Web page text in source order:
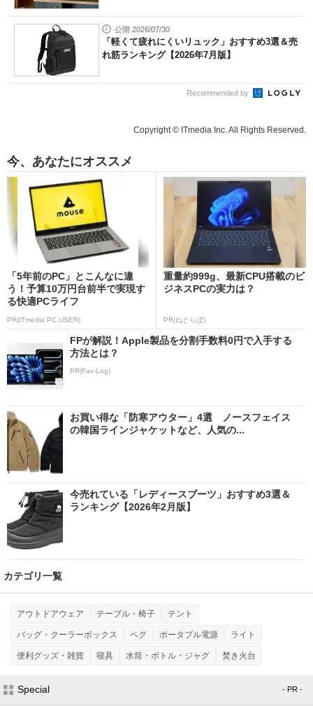
公開 2026/07/30
「軽くて疲れにくいリュック」おすすめ3選＆売
れ筋ランキング【2026年7月版】
Recommended by
Copyright © ITmedia Inc. All Rights Reserved.
今、あなたにオススメ
「5年前のPC」とこんなに違
う！予算10万円台前半で実現す
る快適PCライフ
PR(ITmedia PC USER)
重量約999g、最新CPU搭載のビ
ジネスPCの実力は？
PR(ねとらぼ)
FPが解説！Apple製品を分割手数料0円で入手する
方法とは？
PR(Fav-Log)
お買い得な「防寒アウター」4選 ノースフェイス
の韓国ラインジャケットなど、人気の...
今売れている「レディースブーツ」おすすめ3選＆
ランキング【2026年2月版】
カテゴリ一覧
アウトドアウェア テーブル・椅子 テント
バッグ・クーラーボックス ペグ ポータブル電源 ライト
便利グッズ・雑貨 寝具 水筒・ボトル・ジャグ 焚き火台
Special - PR -